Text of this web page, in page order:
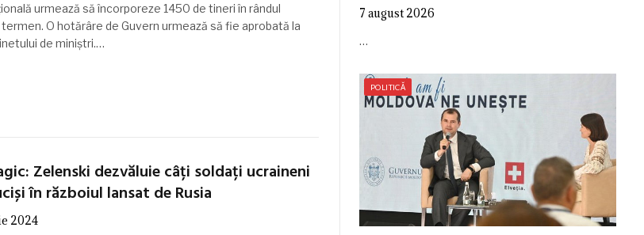
urmează să încorporeze 1450 de tineri în rândul
O hotărâre de Guvern urmează să fie aprobată la
de miniștri.…
Zelenski dezvăluie câți soldați ucraineni
în războiul lansat de Rusia
2024
7 august 2026
…
POLITICĂ